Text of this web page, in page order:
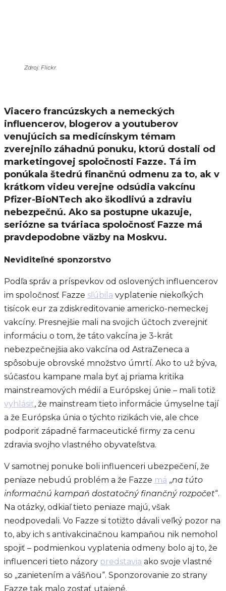
Zdroj: Flickr.
Viacero francúzskych a nemeckých
influencerov, blogerov a youtuberov
venujúcich sa medicínskym témam
zverejnilo záhadnú ponuku, ktorú dostali od
marketingovej spoločnosti Fazze. Tá im
ponúkala štedrú finančnú odmenu za to, ak v
krátkom videu verejne odsúdia vakcínu
Pfizer-BioNTech ako škodlivú a zdraviu
nebezpečnú. Ako sa postupne ukazuje,
seriózne sa tváriaca spoločnosť Fazze má
pravdepodobne väzby na Moskvu.
Neviditeľné sponzorstvo
Podľa správ a príspevkov od oslovených influencerov
im spoločnosť Fazze sľúbila vyplatenie niekoľkých
tisícok eur za zdiskreditovanie americko-nemeckej
vakcíny. Presnejšie mali na svojich účtoch zverejniť
informáciu o tom, že táto vakcína je 3-krát
nebezpečnejšia ako vakcína od AstraZeneca a
spôsobuje obrovské množstvo úmrtí. Ako to už býva,
súčasťou kampane mala byť aj priama kritika
mainstreamových médií a Európskej únie – mali totiž
vyhlásiť, že mainstream tieto informácie úmyselne tají
a že Európska únia o týchto rizikách vie, ale chce
podporiť západné farmaceutické firmy za cenu
zdravia svojho vlastného obyvateľstva.
V samotnej ponuke boli influenceri ubezpečení, že
peniaze nebudú problém a že Fazze má „na túto
informačnú kampaň dostatočný finančný rozpočet“.
Na otázky, odkiaľ tieto peniaze majú, však
neodpovedali. Vo Fazze si totižto dávali veľký pozor na
to, aby ich s antivakcinačnou kampaňou nik nemohol
spojiť – podmienkou vyplatenia odmeny bolo aj to, že
influenceri tieto názory predstavia ako svoje vlastné
so „zanietením a vášňou“. Sponzorovanie zo strany
Fazze tak malo zostať utajené.